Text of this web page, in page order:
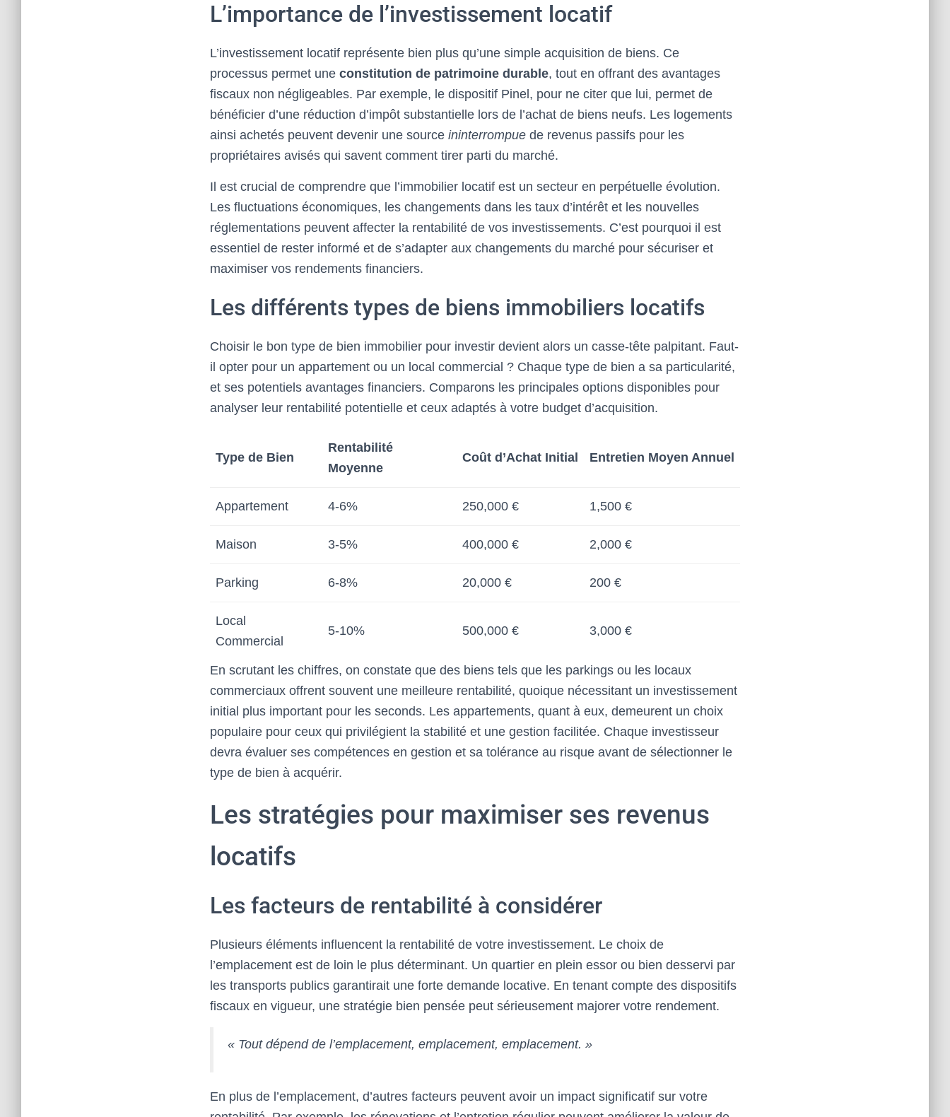
L’importance de l’investissement locatif
L’investissement locatif représente bien plus qu’une simple acquisition de biens. Ce
processus permet une constitution de patrimoine durable, tout en offrant des avantages
fiscaux non négligeables. Par exemple, le dispositif Pinel, pour ne citer que lui, permet de
bénéficier d’une réduction d’impôt substantielle lors de l’achat de biens neufs. Les logements
ainsi achetés peuvent devenir une source ininterrompue de revenus passifs pour les
propriétaires avisés qui savent comment tirer parti du marché.
Il est crucial de comprendre que l’immobilier locatif est un secteur en perpétuelle évolution.
Les fluctuations économiques, les changements dans les taux d’intérêt et les nouvelles
réglementations peuvent affecter la rentabilité de vos investissements. C’est pourquoi il est
essentiel de rester informé et de s’adapter aux changements du marché pour sécuriser et
maximiser vos rendements financiers.
Les différents types de biens immobiliers locatifs
Choisir le bon type de bien immobilier pour investir devient alors un casse-tête palpitant. Faut-
il opter pour un appartement ou un local commercial ? Chaque type de bien a sa particularité,
et ses potentiels avantages financiers. Comparons les principales options disponibles pour
analyser leur rentabilité potentielle et ceux adaptés à votre budget d’acquisition.
Type de Bien
Rentabilité
Moyenne
Coût d’Achat Initial Entretien Moyen Annuel
Appartement 4-6% 250,000 € 1,500 €
Maison 3-5% 400,000 € 2,000 €
Parking 6-8% 20,000 € 200 €
Local
Commercial
5-10% 500,000 € 3,000 €
En scrutant les chiffres, on constate que des biens tels que les parkings ou les locaux
commerciaux offrent souvent une meilleure rentabilité, quoique nécessitant un investissement
initial plus important pour les seconds. Les appartements, quant à eux, demeurent un choix
populaire pour ceux qui privilégient la stabilité et une gestion facilitée. Chaque investisseur
devra évaluer ses compétences en gestion et sa tolérance au risque avant de sélectionner le
type de bien à acquérir.
Les stratégies pour maximiser ses revenus
locatifs
Les facteurs de rentabilité à considérer
Plusieurs éléments influencent la rentabilité de votre investissement. Le choix de
l’emplacement est de loin le plus déterminant. Un quartier en plein essor ou bien desservi par
les transports publics garantirait une forte demande locative. En tenant compte des dispositifs
fiscaux en vigueur, une stratégie bien pensée peut sérieusement majorer votre rendement.
« Tout dépend de l’emplacement, emplacement, emplacement. »
En plus de l’emplacement, d’autres facteurs peuvent avoir un impact significatif sur votre